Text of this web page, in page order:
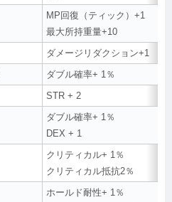
MP回復（ティック）+1
最大所持重量+10
ダメージリダクション+1
ダブル確率+ 1％
STR + 2
ダブル確率+ 1％
DEX + 1
クリティカル+ 1％
クリティカル抵抗2％
ホールド耐性+ 1％